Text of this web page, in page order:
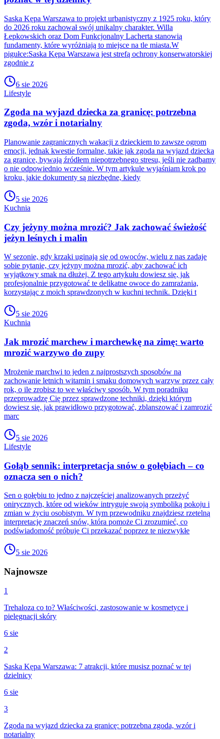
Saska Kępa Warszawa to projekt urbanistyczny z 1925 roku, który
do 2026 roku zachował swój unikalny charakter. Willa
Łepkowskich oraz Dom Funkcjonalny Lacherta stanowią
fundamenty, które wyróżniają to miejsce na tle miasta.W
pigułce:Saska Kępa Warszawa jest strefą ochrony konserwatorskiej
zgodnie z
6 sie 2026
Lifestyle
Zgoda na wyjazd dziecka za granicę: potrzebna
zgoda, wzór i notarialny
Planowanie zagranicznych wakacji z dzieckiem to zawsze ogrom
emocji, jednak kwestie formalne, takie jak zgoda na wyjazd dziecka
za granicę, bywają źródłem niepotrzebnego stresu, jeśli nie zadbamy
o nie odpowiednio wcześnie. W tym artykule wyjaśniam krok po
kroku, jakie dokumenty są niezbędne, kiedy
5 sie 2026
Kuchnia
Czy jeżyny można mrozić? Jak zachować świeżość
jeżyn leśnych i malin
W sezonie, gdy krzaki uginają się od owoców, wielu z nas zadaje
sobie pytanie, czy jeżyny można mrozić, aby zachować ich
wyjątkowy smak na dłużej. Z tego artykułu dowiesz się, jak
profesjonalnie przygotować te delikatne owoce do zamrażania,
korzystając z moich sprawdzonych w kuchni technik. Dzięki t
5 sie 2026
Kuchnia
Jak mrozić marchew i marchewkę na zimę: warto
mrozić warzywo do zupy
Mrożenie marchwi to jeden z najprostszych sposobów na
zachowanie letnich witamin i smaku domowych warzyw przez cały
rok, o ile zrobisz to we właściwy sposób. W tym poradniku
przeprowadzę Cię przez sprawdzone techniki, dzięki którym
dowiesz się, jak prawidłowo przygotować, zblanszować i zamrozić
marc
5 sie 2026
Lifestyle
Gołąb sennik: interpretacja snów o gołębiach – co
oznacza sen o nich?
Sen o gołębiu to jedno z najczęściej analizowanych przeżyć
onirycznych, które od wieków intryguje swoją symboliką pokoju i
zmian w życiu osobistym. W tym przewodniku znajdziesz rzetelną
interpretację znaczeń snów, która pomoże Ci zrozumieć, co
podświadomość próbuje Ci przekazać poprzez te niezwykłe
5 sie 2026
Najnowsze
1
Trehaloza co to? Właściwości, zastosowanie w kosmetyce i
pielęgnacji skóry
6 sie
2
Saska Kępa Warszawa: 7 atrakcji, które musisz poznać w tej
dzielnicy
6 sie
3
Zgoda na wyjazd dziecka za granicę: potrzebna zgoda, wzór i
notarialny